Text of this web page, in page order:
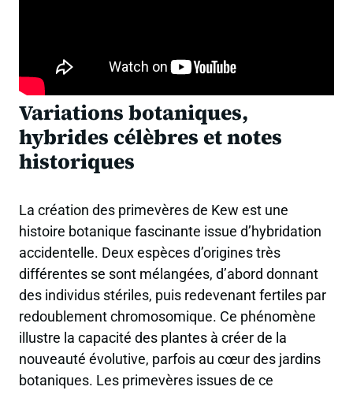
Variations botaniques,
hybrides célèbres et notes
historiques
La création des primevères de Kew est une
histoire botanique fascinante issue d’hybridation
accidentelle. Deux espèces d’origines très
différentes se sont mélangées, d’abord donnant
des individus stériles, puis redevenant fertiles par
redoublement chromosomique. Ce phénomène
illustre la capacité des plantes à créer de la
nouveauté évolutive, parfois au cœur des jardins
botaniques. Les primevères issues de ce